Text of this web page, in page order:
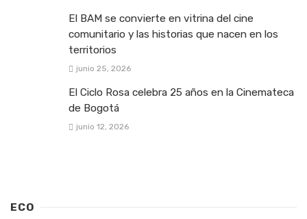
El BAM se convierte en vitrina del cine
comunitario y las historias que nacen en los
territorios
junio 25, 2026
El Ciclo Rosa celebra 25 años en la Cinemateca
de Bogotá
junio 12, 2026
ECO